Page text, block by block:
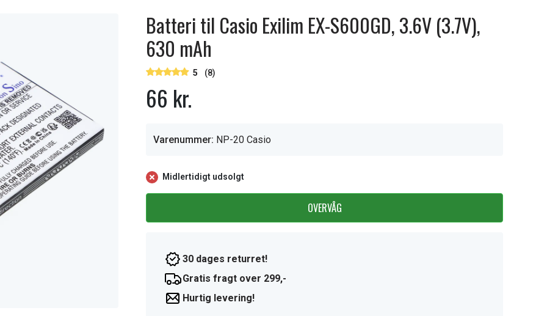
Batteri til Casio Exilim EX-S600GD, 3.6V (3.7V),
630 mAh
5 (8)
66 kr.
Varenummer: NP-20 Casio
Midlertidigt udsolgt
OVERVÅG
30 dages returret!
Gratis fragt over 299,-
Hurtig levering!